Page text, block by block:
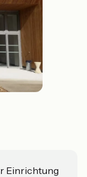
Einrichtung